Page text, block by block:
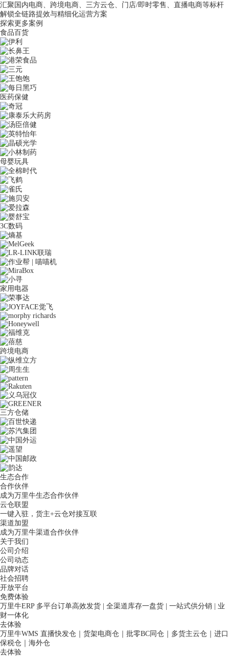
汇聚国内电商、跨境电商、三方云仓、门店/即时零售、直播电商等标杆
解锁全链路提效与精细化运营方案
探索更多案例
食品百货
医药保健
母婴玩具
3C数码
家用电器
跨境电商
三方仓储
生态合作
合作伙伴
成为万里牛生态合作伙伴
云仓联盟
一键入驻，货主+云仓对接互联
渠道加盟
成为万里牛渠道合作伙伴
关于我们
公司介绍
公司动态
品牌对话
社会招聘
开放平台
免费体验
万里牛ERP 多平台订单高效发货 | 全渠道库存一盘货 | 一站式供分销 | 业
财一体化
去体验
万里牛WMS 直播快发仓｜货架电商仓｜批零BC同仓｜多货主云仓｜进口
保税仓｜海外仓
去体验